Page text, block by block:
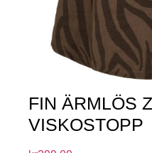
FIN ÄRMLÖS
VISKOSTOPP